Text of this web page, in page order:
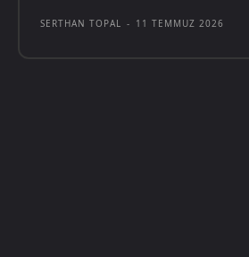
SERTHAN TOPAL - 11 TEMMUZ 2026